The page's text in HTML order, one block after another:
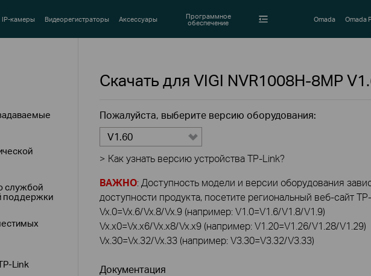
IP-камеры Видеорегистраторы Аксессуары Программное
обеспечение Omada Omada
службой
поддержки
Link
Скачать для VIGI NVR1008H-8MP
Пожалуйста, выберите версию оборудования:
V1.60
> Как узнать версию устройства TP-Link?
ВАЖНО: Доступность модели и версии оборудования
доступности продукта, посетите региональный веб-сайт
Vx.0=Vx.6/Vx.8/Vx.9 (например: V1.0=V1.6/V1.8/V1.9)
Vx.x0=Vx.x6/Vx.x8/Vx.x9 (например: V1.20=V1.26/V1.28/V1.29)
Vx.30=Vx.32/Vx.33 (например: V3.30=V3.32/V3.33)
Документация